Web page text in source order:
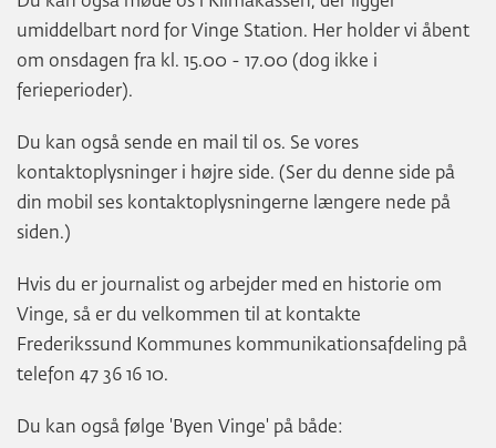
umiddelbart nord for Vinge Station. Her holder vi åbent
om onsdagen fra kl. 15.00 - 17.00 (dog ikke i
ferieperioder).
Du kan også sende en mail til os. Se vores
kontaktoplysninger i højre side. (Ser du denne side på
din mobil ses kontaktoplysningerne længere nede på
siden.)
Hvis du er journalist og arbejder med en historie om
Vinge, så er du velkommen til at kontakte
Frederikssund Kommunes kommunikationsafdeling på
telefon 47 36 16 10.
Du kan også følge 'Byen Vinge' på både: